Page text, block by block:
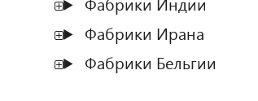
Фабрики Ирана
Фабрики Бельгии